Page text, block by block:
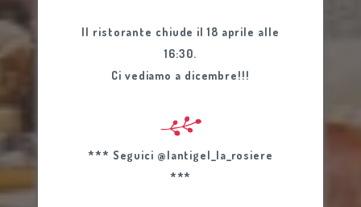
Il ristorante chiude il 18 aprile alle
16:30.
Ci vediamo a dicembre!!!
*** Seguici @lantigel_la_rosiere
***